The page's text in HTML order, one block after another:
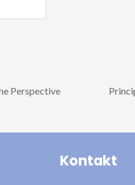
Perspective
Kontakt